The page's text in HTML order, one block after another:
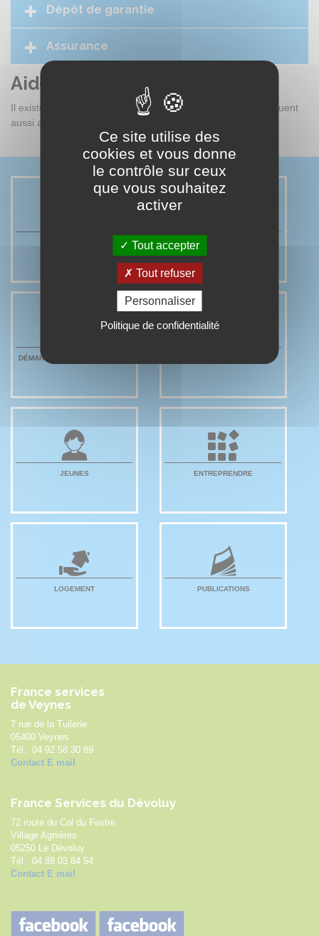
Dépôt de garantie
Assurance
Aides financières
Il existe des aides financières pour le logement, qui s'appliquent
aussi aux logements saisonniers.
DÉMARCHES ADMINISTRATIVES
JEUNES ENTREPRENDRE
LOGEMENT PUBLICATIONS
France services
de Veynes
7 rue de la Tuilerie
05400 Veynes
Tél. 04 92 58 30 89
Contact E mail
France Services du Dévoluy
72 route du Col du Festre
Village Agnières
05250 Le Dévoluy
Tél. 04 88 03 84 54
Contact E mail
Ce site utilise des
cookies et vous donne
le contrôle sur ceux
que vous souhaitez
activer
Tout accepter
Tout refuser
Personnaliser
Politique de confidentialité